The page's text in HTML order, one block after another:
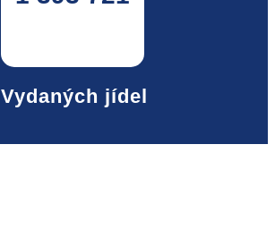
Vydaných jídel